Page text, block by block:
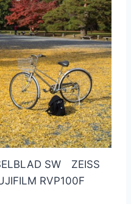
SW ZEISS
RVP100F